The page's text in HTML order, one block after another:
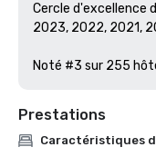
Cercle d'excellence
2023, 2022, 2021,
Noté #3 sur 255
Prestations
Caractéristiques